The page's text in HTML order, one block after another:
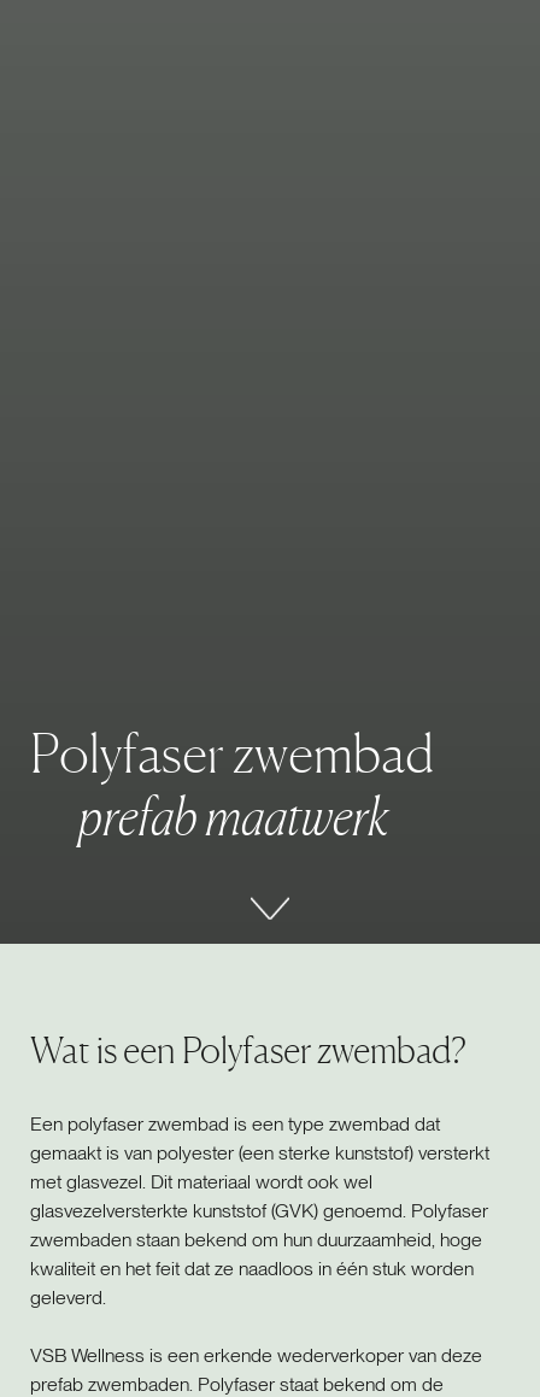
Polyfaserzwembad
prefabmaatwerk
Wat is een Polyfaser zwembad?
Een polyfaser zwembad is een type zwembad dat
gemaakt is van polyester (een sterke kunststof) versterkt
met glasvezel. Dit materiaal wordt ook wel
glasvezelversterkte kunststof (GVK) genoemd. Polyfaser
zwembaden staan bekend om hun duurzaamheid, hoge
kwaliteit en het feit dat ze naadloos in één stuk worden
geleverd.
VSB Wellness is een erkende wederverkoper van deze
prefab zwembaden. Polyfaser staat bekend om de